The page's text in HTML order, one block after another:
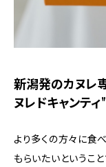
新潟発のカヌ
ヌレドキャンテ
より多くの方々に食
もらいたいというこ